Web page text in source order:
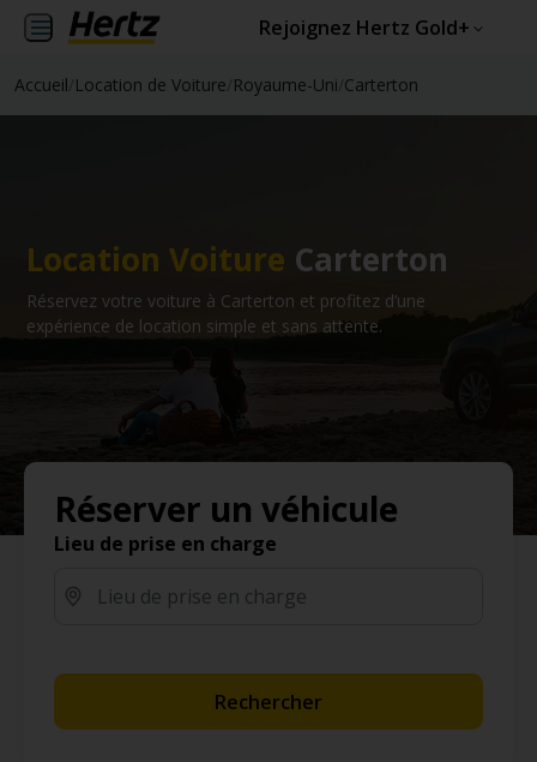
Rejoignez Hertz Gold+
Accueil Location de Voiture Royaume-Uni Carterton
Location Voiture Carterton
Réservez votre voiture à Carterton et profitez d’une
expérience de location simple et sans attente.
Réserver un véhicule
Lieu de prise en charge
Rechercher